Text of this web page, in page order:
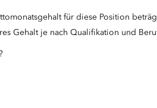
für diese Position
Gehalt je nach Qualifikation und